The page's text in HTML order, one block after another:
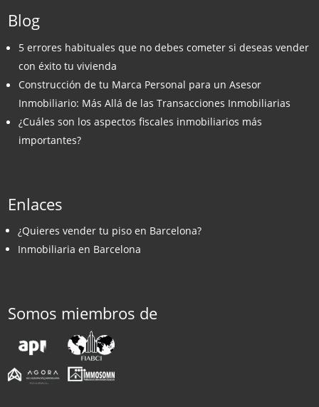
Blog
5 errores habituales que no debes cometer si deseas vender
con éxito tu vivienda
Construcción de tu Marca Personal para un Asesor
Inmobiliario: Más Allá de las Transacciones Inmobiliarias
¿Cuáles son los aspectos fiscales inmobiliarios más
importantes?
Enlaces
¿Quieres vender tu piso en Barcelona?
Inmobiliaria en Barcelona
Somos miembros de